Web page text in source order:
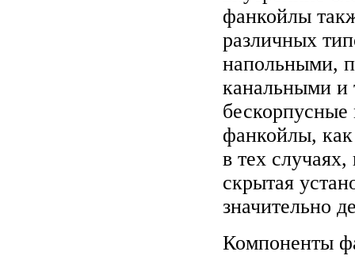
фанкойлы
различных
напольными,
канальными и
фанкойлы,
в тех
скрытая
значительно
Компоненты